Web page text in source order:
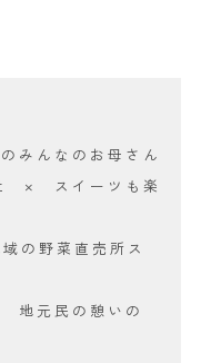
んなのお母さん
× スイーツも楽
野菜直売所ス
元民の憩いの